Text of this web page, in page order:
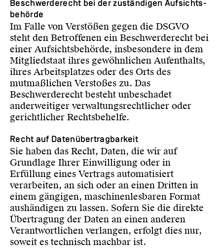
Beschwerde­recht bei der zuständigen Aufsichts­
behörde
Im Falle von Verstößen gegen die DSGVO
steht den Betroffenen ein Beschwerderecht bei
einer Aufsichtsbehörde, insbesondere in dem
Mitgliedstaat ihres gewöhnlichen Aufenthalts,
ihres Arbeitsplatzes oder des Orts des
mutmaßlichen Verstoßes zu. Das
Beschwerderecht besteht unbeschadet
anderweitiger verwaltungsrechtlicher oder
gerichtlicher Rechtsbehelfe.
Recht auf Daten­übertrag­barkeit
Sie haben das Recht, Daten, die wir auf
Grundlage Ihrer Einwilligung oder in
Erfüllung eines Vertrags automatisiert
verarbeiten, an sich oder an einen Dritten in
einem gängigen, maschinenlesbaren Format
aushändigen zu lassen. Sofern Sie die direkte
Übertragung der Daten an einen anderen
Verantwortlichen verlangen, erfolgt dies nur,
soweit es technisch machbar ist.